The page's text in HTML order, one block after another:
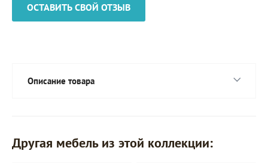
ОСТАВИТЬ СВОЙ ОТЗЫВ
Описание товара
Другая мебель из этой коллекции: